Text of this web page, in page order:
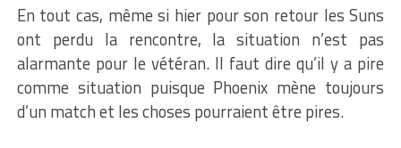
En tout cas, même si hier pour son retour les Suns
ont perdu la rencontre, la situation n’est pas
alarmante pour le vétéran. Il faut dire qu’il y a pire
comme situation puisque Phoenix mène toujours
d’un match et les choses pourraient être pires.